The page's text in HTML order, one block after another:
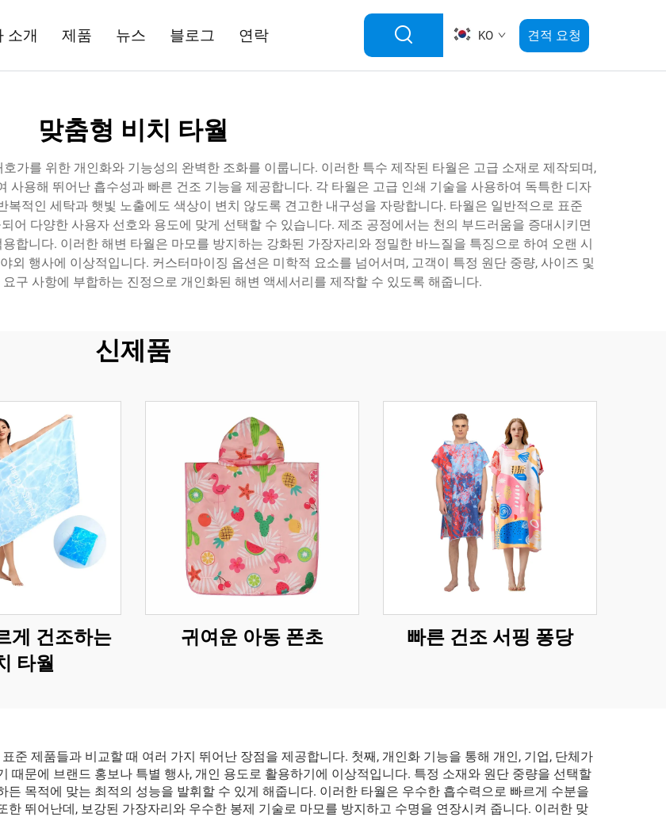
소개 제품 뉴스 블로그 연락 KO 견적 요청
맞춤형 비치 타월
가를 위한 개인화와 기능성의 완벽한 조화를 이룹니다. 이러한 특수 제작된 타월은 고급 소재로 제작되며,
사용해 뛰어난 흡수성과 빠른 건조 기능을 제공합니다. 각 타월은 고급 인쇄 기술을 사용하여 독특한 디자
복적인 세탁과 햇빛 노출에도 색상이 변치 않도록 견고한 내구성을 자랑합니다. 타월은 일반적으로 표준
어 다양한 사용자 선호와 용도에 맞게 선택할 수 있습니다. 제조 공정에서는 천의 부드러움을 증대시키면
합니다. 이러한 해변 타월은 마모를 방지하는 강화된 가장자리와 정밀한 바느질을 특징으로 하여 오랜 시
외 행사에 이상적입니다. 커스터마이징 옵션은 미학적 요소를 넘어서며, 고객이 특정 원단 중량, 사이즈 및
구 사항에 부합하는 진정으로 개인화된 해변 액세서리를 제작할 수 있도록 해줍니다.
신제품
게 건조하는
타월
귀여운 아동 폰초 빠른 건조 서핑 퐁당
준 제품들과 비교할 때 여러 가지 뛰어난 장점을 제공합니다. 첫째, 개인화 기능을 통해 개인, 기업, 단체가
때문에 브랜드 홍보나 특별 행사, 개인 용도로 활용하기에 이상적입니다. 특정 소재와 원단 중량을 선택할
목적에 맞는 최적의 성능을 발휘할 수 있게 해줍니다. 이러한 타월은 우수한 흡수력으로 빠르게 수분을
뛰어난데, 보강된 가장자리와 우수한 봉제 기술로 마모를 방지하고 수명을 연장시켜 줍니다. 이러한 맞